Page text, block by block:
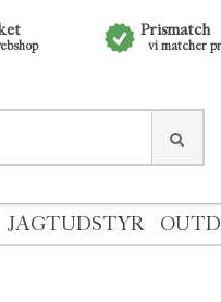
Prismatch
vi matcher
JAGTUDSTYR